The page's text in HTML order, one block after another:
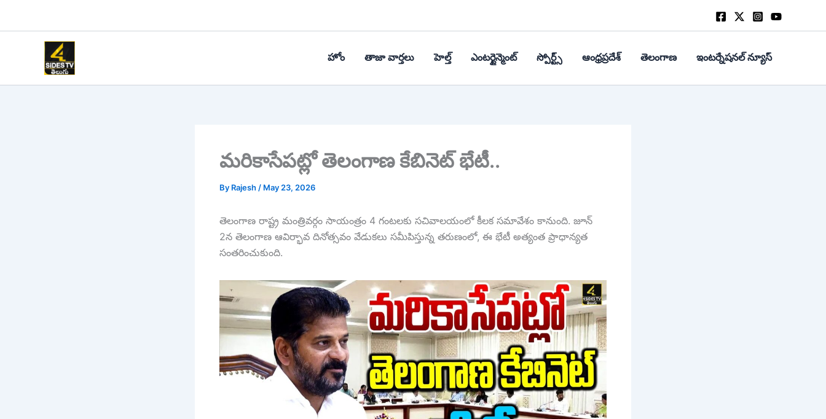
హోం తాజా వార్తలు హెల్త్‌ ఎంటర్టైన్మెంట్ స్పోర్ట్స్ ఆంధ్రప్రదేశ్ తెలంగాణ ఇంటర్నేషనల్ న్యూస్
మరికాసేపట్లో తెలంగాణ కేబినెట్ భేటీ..
By Rajesh / May 23, 2026
తెలంగాణ రాష్ట్ర మంత్రివర్గం సాయంత్రం 4 గంటలకు సచివాలయంలో కీలక సమావేశం కానుంది. జూన్
2న తెలంగాణ ఆవిర్భావ దినోత్సవం వేడుకలు సమీపిస్తున్న తరుణంలో, ఈ భేటీ అత్యంత ప్రాధాన్యత
సంతరించుకుంది.